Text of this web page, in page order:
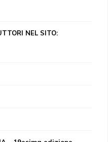
NEL SITO: